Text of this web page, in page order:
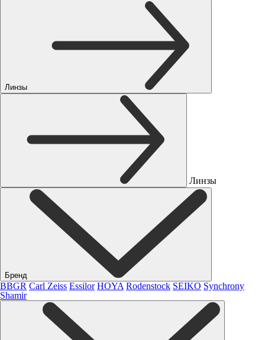
Линзы
Линзы
Бренд
BBGR Carl Zeiss Essilor HOYA Rodenstock SEIKO Synchrony
Shamir